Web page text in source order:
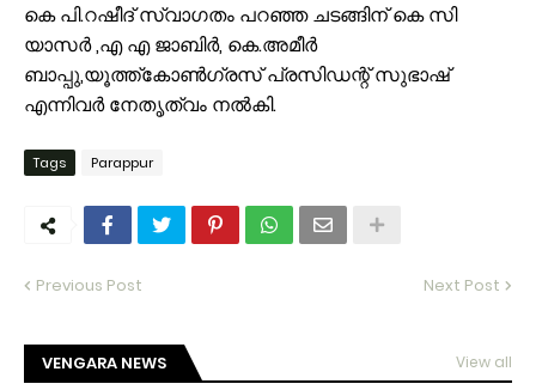
കെ പി.റഷീദ് സ്വാഗതം പറഞ്ഞ ചടങ്ങിന് കെ സി
യാസർ ,എ എ ജാബിർ, കെ.അമീർ
ബാപ്പു,യൂത്ത്കോൺഗ്രസ് പ്രസിഡന്റ്‌ സുഭാഷ്
എന്നിവർ നേതൃത്വം നൽകി.
Tags Parappur
Previous Post Next Post
VENGARA NEWS View all